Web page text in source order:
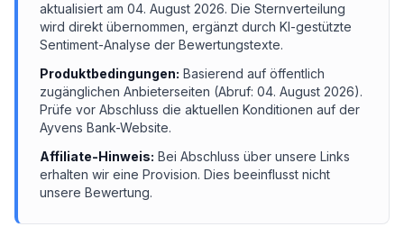
aktualisiert am 04. August 2026. Die Sternverteilung
wird direkt übernommen, ergänzt durch KI-gestützte
Sentiment-Analyse der Bewertungstexte.
Produktbedingungen: Basierend auf öffentlich
zugänglichen Anbieterseiten (Abruf: 04. August 2026).
Prüfe vor Abschluss die aktuellen Konditionen auf der
Ayvens Bank-Website.
Affiliate-Hinweis: Bei Abschluss über unsere Links
erhalten wir eine Provision. Dies beeinflusst nicht
unsere Bewertung.